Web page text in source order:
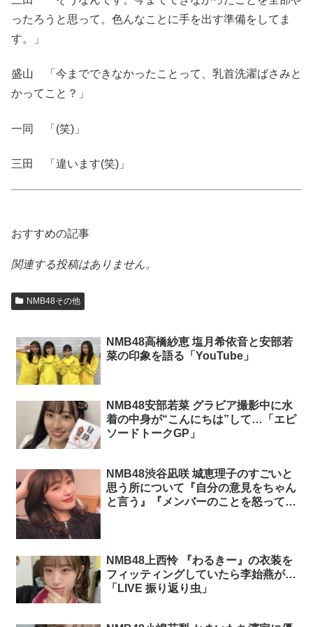
ったろうと思って。色んなことに手を出す準備をしてま
す。」
盛山 「今までできなかったことって、乳首洗濯ばさみと
かってこと？」
一同 「(笑)」
三田 「違います(笑)」
おすすめの記事
関連する投稿はありません。
NMB48その他
NMB48高橋紗恵 塩月希依音と安部若
菜の印象を語る「YouTube」
NMB48安部若菜 グラビア撮影中に水
着の中身が“こんにちは”して…「エピ
ソードトークGP」
NMB48渋谷凪咲 城恵理子のすごいと
思う所について『自分の意見をちゃん
と言う』『メンバーのことを怒ってく
NMB48上西怜 『わるきー』の衣装を
フィッティングしていたら李始燕が…
「LIVE 振り返り虫」